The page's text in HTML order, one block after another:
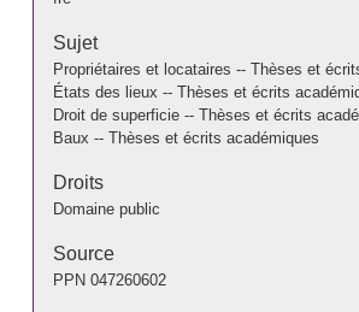
Sujet
Propriétaires et locataires -- Thèses et
États des lieux -- Thèses et écrits
Droit de superficie -- Thèses et écrits
Baux -- Thèses et écrits académiques
Droits
Domaine public
Source
PPN 047260602